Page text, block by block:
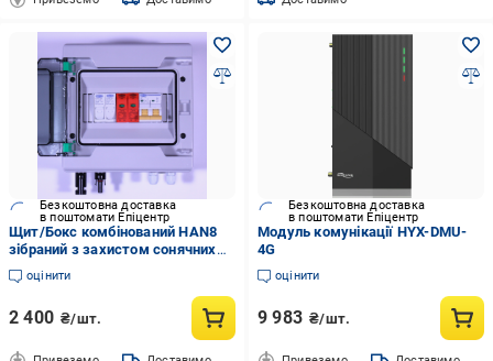
Безкоштовна доставка
в поштомати Епіцентр
Щит/Бокс комбінований HAN8
зібраний з захистом сонячних
панелей 1 стрінг IP65
оцінити
2 400 ₴/шт.
Безкоштовна доставка
в поштомати Епіцентр
Модуль комунікації HYX-DMU-
4G
оцінити
9 983 ₴/шт.